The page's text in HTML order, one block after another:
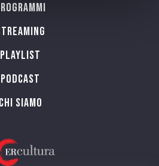
Playlist
PODCAST
Chi siamo